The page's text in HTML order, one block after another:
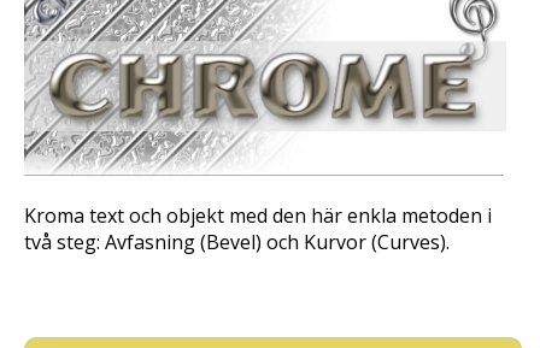
Kroma text och objekt med den här enkla metoden i
två steg: Avfasning (Bevel) och Kurvor (Curves).